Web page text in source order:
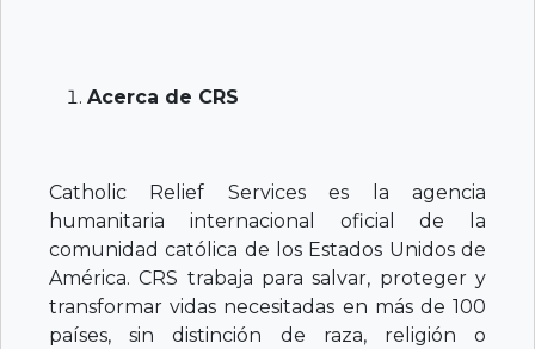
Acerca de CRS
Catholic Relief Services es la agencia
humanitaria internacional oficial de la
comunidad católica de los Estados Unidos de
América. CRS trabaja para salvar, proteger y
transformar vidas necesitadas en más de 100
países, sin distinción de raza, religión o